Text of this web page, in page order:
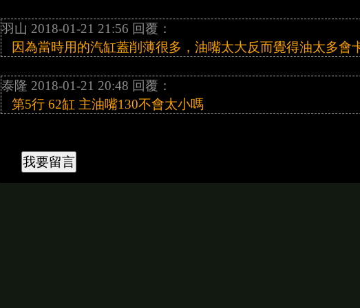
羽山 2018-01-21 21:56 回覆：
因為當時用的汽缸蓋削薄很多，油嘴太大反而覺得油太多會
泰隆 2018-01-21 20:48 回覆：
第5行 62缸 主油嘴130不會太小嗎